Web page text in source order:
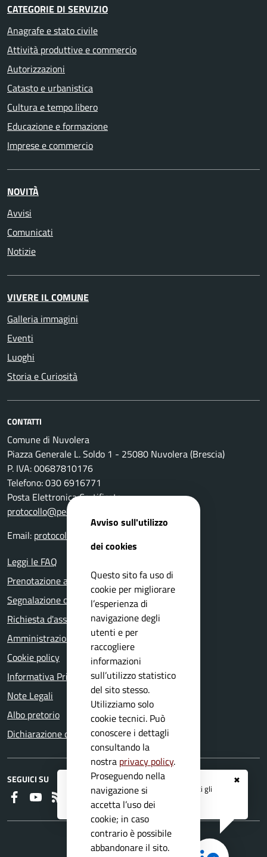
✖
Registrati ai serviziAPP IO
e ricevi tutti gli
aggiornamenti dall'Ente
CATEGORIE DI SERVIZIO
Anagrafe e stato civile
Attività produttive e commercio
Autorizzazioni
Catasto e urbanistica
Cultura e tempo libero
Educazione e formazione
Imprese e commercio
NOVITÀ
Avvisi
Comunicati
Notizie
VIVERE IL COMUNE
Galleria immagini
Eventi
Luoghi
Storia e Curiosità
CONTATTI
Comune di Nuvolera
Piazza Generale L. Soldo 1 - 25080 Nuvolera (Brescia)
P. IVA: 00687810176
Telefono: 030 6916771
Posta Elettronica Certificata:
protocollo@pec.comune.nuvolera.bs.it
Email: protocollo@comune.nuvolera.bs.it
Leggi le FAQ
Prenotazione appuntamento
Segnalazione disservizio
Richiesta d'assistenza
Amministrazione trasparente
Cookie policy
Informativa Privacy
Note Legali
Albo pretorio
Dichiarazione di accessibilità
SEGUICI SU
FaceboookYoutube
Avviso sull'utilizzo
dei cookies
Questo sito fa uso di
cookie per migliorare
l’esperienza di
navigazione degli
utenti e per
raccogliere
informazioni
sull’utilizzo statistico
del sito stesso.
Utilizziamo solo
cookie tecnici. Può
conoscere i dettagli
consultando la
nostra privacy policy.
Proseguendo nella
navigazione si
accetta l’uso dei
cookie; in caso
contrario è possibile
abbandonare il sito.